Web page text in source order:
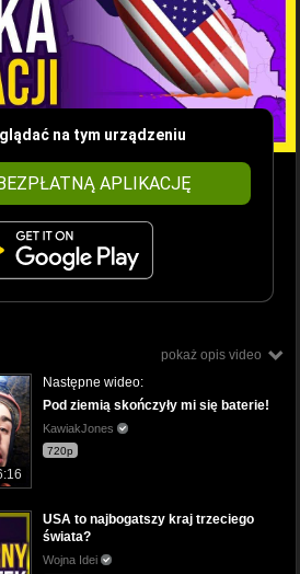
na tym urządzeniu
APLIKACJĘ
pokaż opis video
Następne wideo:
Pod ziemią skończyły mi się baterie!
KawiakJones
720p
USA to najbogatszy kraj trzeciego
świata?
Wojna Idei